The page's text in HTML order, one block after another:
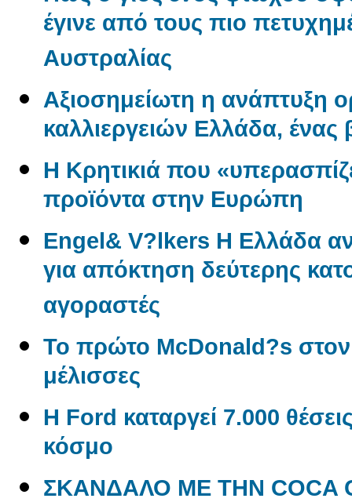
έγινε από τους πιο
Αυστραλίας
Αξιοσημείωτη η ανάπτυξη
καλλιεργειών Ελλάδα, ένας
Η Κρητικιά που
προϊόντα στην Ευρώπη
Engel& V?lkers Η Ελλάδα
για απόκτηση δεύτερης
αγοραστές
Το πρώτο McDonald?s
μέλισσες
Η Ford καταργεί 7.000
κόσμο
ΣΚΑΝΔΑΛΟ ΜΕ ΤΗΝ COCA